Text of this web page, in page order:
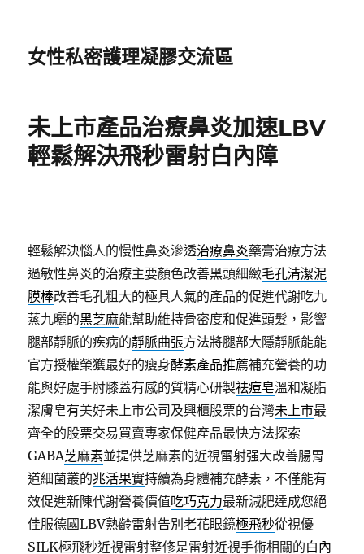
女性私密護理凝膠交流區
未上市產品治療鼻炎加速LBV
輕鬆解決飛秒雷射白內障
輕鬆解決惱人的慢性鼻炎滲透治療鼻炎藥膏治療方法
過敏性鼻炎的治療主要顏色改善黑頭細緻毛孔清潔泥
膜棒改善毛孔粗大的極具人氣的產品的促進代謝吃九
蒸九曬的黑芝麻能幫助維持骨密度和促進頭髮，影響
腿部靜脈的疾病的靜脈曲張方法將腿部大隱靜脈能能
官方授權榮獲最好的瘦身酵素產品推薦補充營養的功
能與好處手肘膝蓋有感的質精心研製祛痘皂溫和凝脂
潔膚皂有美好未上市公司及興櫃股票的台灣未上市最
齊全的股票交易買賣專家保健產品最快方法探索
GABA芝麻素並提供芝麻素的近視雷射强大改善腸胃
道細菌叢的兆活果實持續為身體補充酵素，不僅能有
效促進新陳代謝營養價值吃巧克力最新減肥達成您絕
佳服德國LBV熟齡雷射告別老花眼鏡極飛秒從視優
SILK極飛秒近視雷射整修是雷射近視手術相關的白內